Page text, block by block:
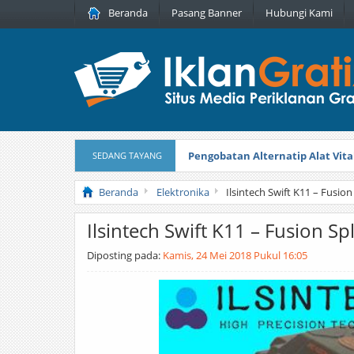
Beranda Pasang Banner Hubungi Kami
SEDANG TAYANG Pengobatan Alternatip Alat
Pita Cantik Pesona Diterbitkan
Beranda Elektronika Ilsintech Swift K11 –
Ilsintech Swift K11 – Fusion
Diposting pada: Kamis, 24 Mei 2018 Pukul 16:05